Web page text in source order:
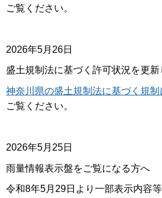
ご覧ください。
2026年5月26日
盛土規制法に基づく許可状況を更新
神奈川県の盛土規制法に基づく規制
ご覧ください。
2026年5月25日
雨量情報表示盤をご覧になる方へ
令和8年5月29日より一部表示内容